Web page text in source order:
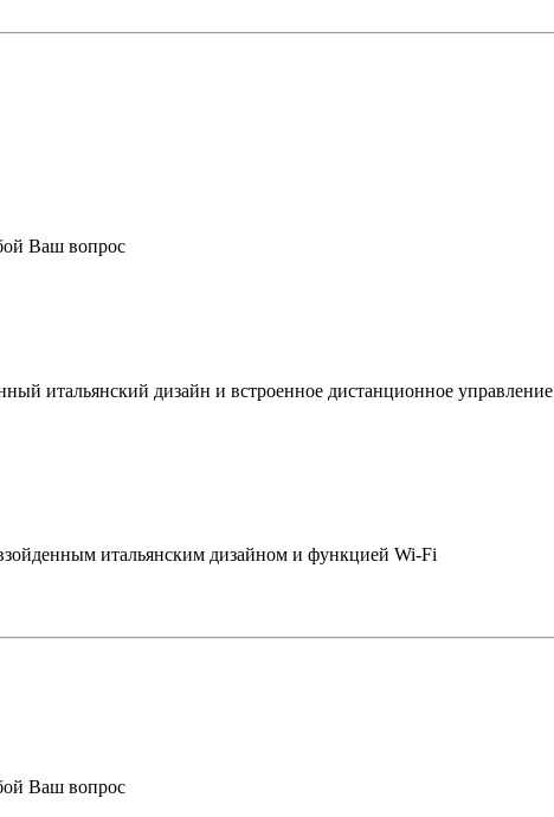
Ваш вопрос
итальянский дизайн и встроенное дистанционное управление
итальянским дизайном и функцией Wi-Fi
Ваш вопрос